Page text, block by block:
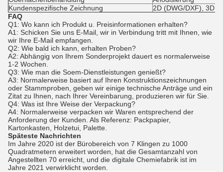
Kundenspezifische Zeichnung
2D (DWG/DXF), 3D
FAQ
Q1: Wo kann ich Produkt u. Preisinformationen erhalten?
A1: Schicken Sie uns E-Mail, wir in Verbindung tritt mit Ihnen, wie
wir Ihre E-Mail empfangen.
Q2: Wie bald ich kann, erhalten Proben?
A2: Abhängig von Ihrem Sonderprojekt dauert es normalerweise
1-2 Wochen.
Q3: Wie man die Soem-Dienstleistungen genießt?
A3: Normalerweise basiert auf Ihren Konstruktionszeichnungen
oder Stammproben, geben wir einige technische Anträge und ein
Zitat zu Ihnen, nach Ihrer Vereinbarung, produzieren wir für Sie.
Q4: Was ist Ihre Weise der Verpackung?
A4: Normalerweise verpacken wir Waren entsprechend der
Anforderung der Kunden. Als Referenz: Packpapier,
Kartonkasten, Holzetui, Palette.
Späteste Nachrichten
Im Jahre 2020 ist der Bürobereich von 7 Klingen zu 1000
Quadratmetern erweitert worden, hat die Gesamtanzahl von
Angestellten 70 erreicht, und die digitale Chemiefabrik ist im
Jahre 2021 verwirklicht worden.